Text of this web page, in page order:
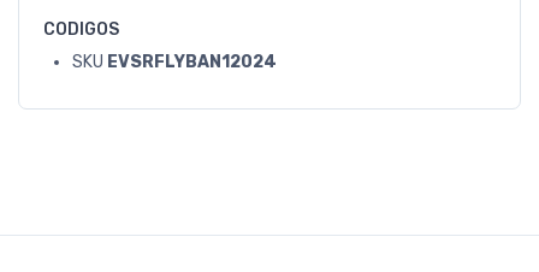
CODIGOS
SKU EVSRFLYBAN12024